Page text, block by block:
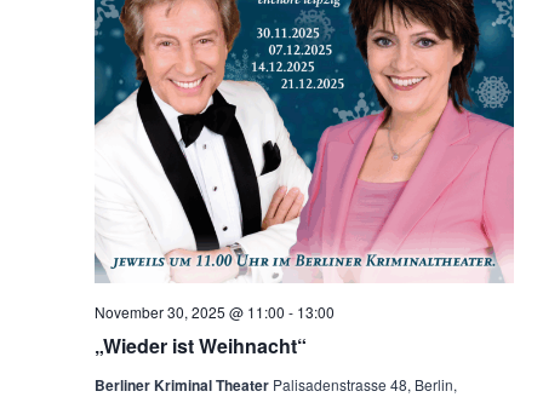
„Wieder ist Weihnacht“
November 30, 2025 @ 11:00 - 13:00
Berliner Kriminal Theater Palisadenstrasse 48, Berlin,